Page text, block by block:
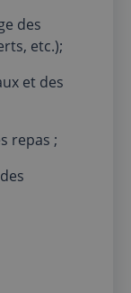
des
etc.);
et des
repas ;